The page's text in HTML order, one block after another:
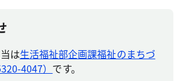
は生活福祉部企画課福祉のまちづ
4047） です。